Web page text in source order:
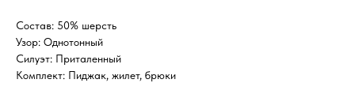
Состав: 50% шерсть
Узор: Однотонный
Силуэт: Приталенный
Комплект: Пиджак, жилет, брюки